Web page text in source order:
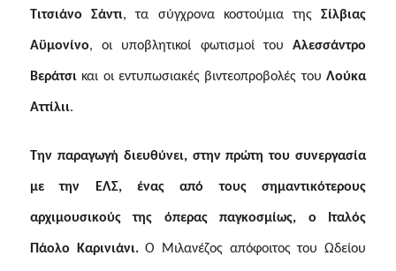
Τιτσιάνο Σάντι,τα σύγχρονα κοστούμια τηςΣίλβιας
Αϋμονίνο,οι υποβλητικοί φωτισμοί του Αλεσσάντρο
Βεράτσι και οι εντυπωσιακές βιντεοπροβολές του Λούκα
Αττίλιι.
Tην παραγωγή διευθύνει, στην πρώτη του συνεργασία
με την ΕΛΣ, ένας από τους σημαντικότερους
αρχιμουσικούς της όπερας παγκοσμίως, ο Ιταλός
Πάολο Καρινιάνι.Ο Μιλανέζος απόφοιτος του Ωδείου